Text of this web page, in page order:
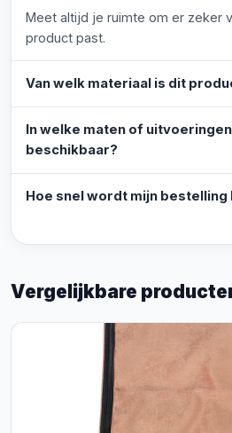
Meet altijd je ruimte om er zeker
product past.
Van welk materiaal is dit
In welke maten of
beschikbaar?
Hoe snel wordt mijn
Vergelijkbare